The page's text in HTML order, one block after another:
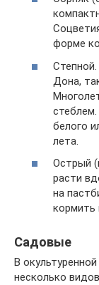
форме
Дона,
белого
лета.
Острый
расти
на
кормить
Садовые
В
несколько